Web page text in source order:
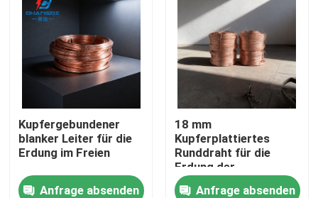
Startseite
Produkte
Kupfergebundener
blanker Leiter für die
Erdung im Freien
Anfrage absenden
18 mm
Kupferplattiertes
Runddraht für die
Erdung der
Übertragung
Anfrage absenden